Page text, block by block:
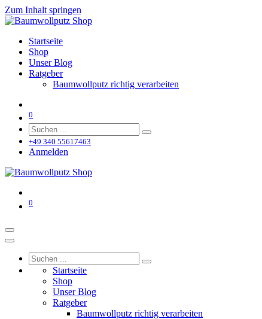
Zum Inhalt springen
Startseite
Shop
Unser Blog
Ratgeber
Baumwollputz richtig verarbeiten
0
+49 340 55617463
Anmelden
0
Startseite
Shop
Unser Blog
Ratgeber
Baumwollputz richtig verarbeiten